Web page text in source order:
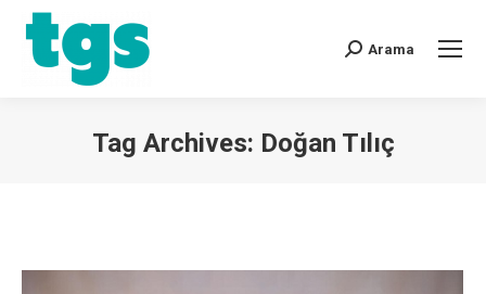
Arama
Tag Archives: Doğan Tılıç